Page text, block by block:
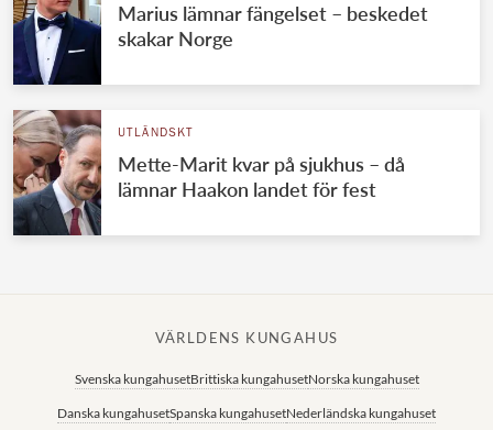
Marius lämnar fängelset – beskedet
skakar Norge
UTLÄNDSKT
Mette-Marit kvar på sjukhus – då
lämnar Haakon landet för fest
VÄRLDENS KUNGAHUS
Svenska kungahusetBrittiska kungahusetNorska kungahuset
Danska kungahusetSpanska kungahusetNederländska kungahuset